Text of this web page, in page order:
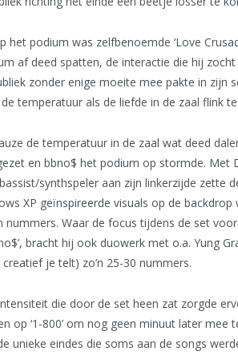
het podium was zelfbenoemde ‘Love
af deed spatten, de interactie die hij
zonder enige moeite mee pakte in zijn
temperatuur als de liefde in de zaal flink
de temperatuur in de zaal wat deed
en bbno$ het podium op stormde. Met
synthspeler aan zijn linkerzijde zette
XP geïnspireerde visuals op de
nummers. Waar de focus tijdens de set
bracht hij ook duowerk met o.a. Yung
je telt) zo’n 25-30 nummers.
die door de set heen zat zorgde
op ‘1-800’ om nog geen minuut later mee
unieke eindes die soms aan de songs